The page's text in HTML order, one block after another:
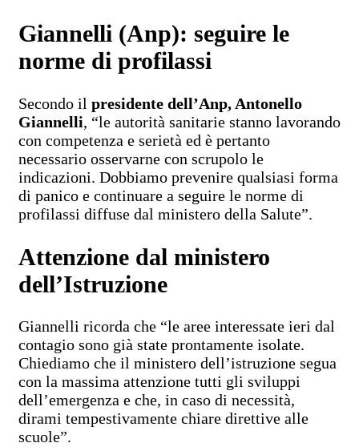
Giannelli (Anp): seguire le
norme di profilassi
Secondo il presidente dell’Anp, Antonello
Giannelli, “le autorità sanitarie stanno lavorando
con competenza e serietà ed è pertanto
necessario osservarne con scrupolo le
indicazioni. Dobbiamo prevenire qualsiasi forma
di panico e continuare a seguire le norme di
profilassi diffuse dal ministero della Salute”.
Attenzione dal ministero
dell’Istruzione
Giannelli ricorda che “le aree interessate ieri dal
contagio sono già state prontamente isolate.
Chiediamo che il ministero dell’istruzione segua
con la massima attenzione tutti gli sviluppi
dell’emergenza e che, in caso di necessità,
dirami tempestivamente chiare direttive alle
scuole”.